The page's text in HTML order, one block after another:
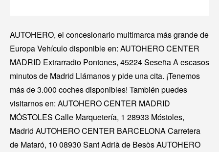
AUTOHERO, el concesionario multimarca más grande de
Europa Vehículo disponible en: AUTOHERO CENTER
MADRID Extrarradio Pontones, 45224 Seseña A escasos
minutos de Madrid Llámanos y pide una cita. ¡Tenemos
más de 3.000 coches disponibles! También puedes
visitarnos en: AUTOHERO CENTER MADRID
MÓSTOLES Calle Marquetería, 1 28933 Móstoles,
Madrid AUTOHERO CENTER BARCELONA Carretera
de Mataró, 10 08930 Sant Adrià de Besòs AUTOHERO